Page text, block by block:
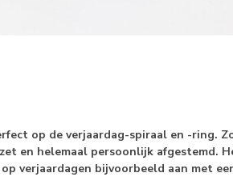
op de verjaardag-spiraal en -ring.
en helemaal persoonlijk afgestemd.
verjaardagen bijvoorbeeld aan met